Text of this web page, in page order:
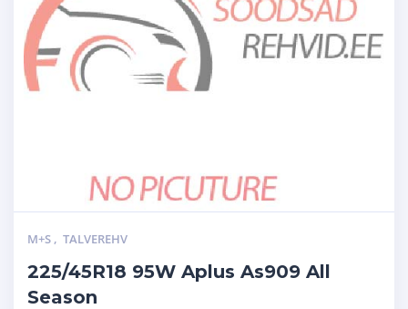
M+S , TALVEREHV
225/45R18 95W Aplus As909 All
Season